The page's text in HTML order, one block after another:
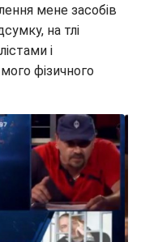
мене засобів
на тлі
і
фізичного